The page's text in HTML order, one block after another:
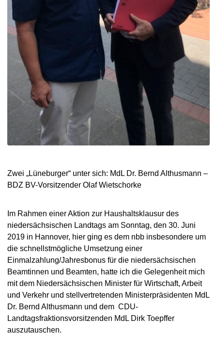
Zwei „Lüneburger“ unter sich: MdL Dr. Bernd Althusmann –
BDZ BV-Vorsitzender Olaf Wietschorke
Im Rahmen einer Aktion zur Haushaltsklausur des
niedersächsischen Landtags am Sonntag, den 30. Juni
2019 in Hannover, hier ging es dem nbb insbesondere um
die schnellstmögliche Umsetzung einer
Einmalzahlung/Jahresbonus für die niedersächsischen
Beamtinnen und Beamten, hatte ich die Gelegenheit mich
mit dem Niedersächsischen Minister für Wirtschaft, Arbeit
und Verkehr und stellvertretenden Ministerpräsidenten MdL
Dr. Bernd Althusmann und dem CDU-
Landtagsfraktionsvorsitzenden MdL Dirk Toepffer
auszutauschen.